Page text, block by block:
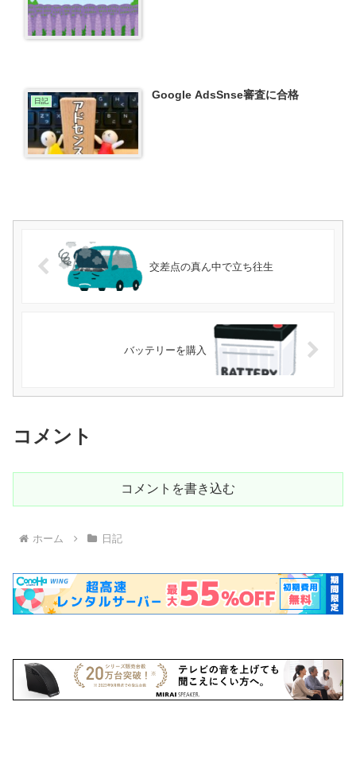
日記 Google AdsSnse審査に合格
交差点の真ん中で立ち往生
バッテリーを購入
コメント
コメントを書き込む
ホーム 日記